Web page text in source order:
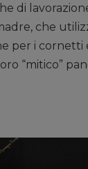
di
che
per i cornetti
“mitico”